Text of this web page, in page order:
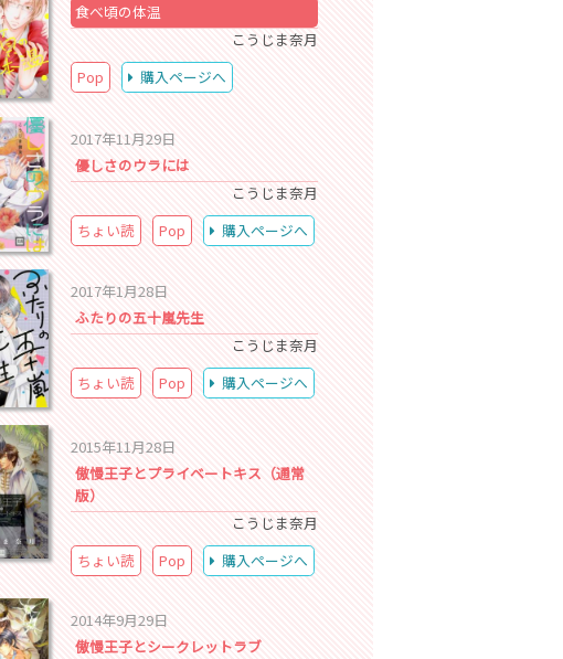
食べ頃の体温
こうじま奈月
Pop
購入ページへ
2017年11月29日
優しさのウラには
こうじま奈月
ちょい読
Pop 購入ページへ
2017年1月28日
ふたりの五十嵐先生
こうじま奈月
ちょい読
Pop 購入ページへ
2015年11月28日
傲慢王子とプライベートキス（通常
版）
こうじま奈月
ちょい読
Pop 購入ページへ
2014年9月29日
傲慢王子とシークレットラブ